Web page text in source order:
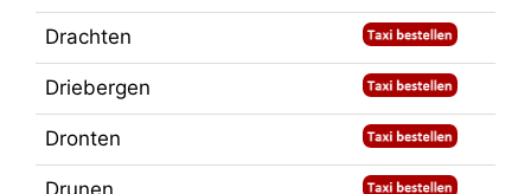
Drachten
Driebergen
Dronten